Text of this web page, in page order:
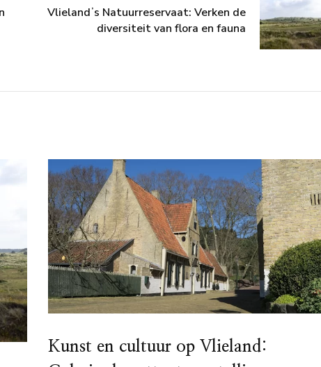
Vlielandʼs Natuurreservaat: Verken de
diversiteit van flora en fauna
Kunst en cultuur op Vlieland: